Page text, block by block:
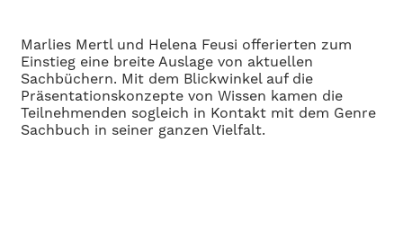
Marlies Mertl und Helena Feusi offerierten zum
Einstieg eine breite Auslage von aktuellen
Sachbüchern. Mit dem Blickwinkel auf die
Präsentationskonzepte von Wissen kamen die
Teilnehmenden sogleich in Kontakt mit dem Genre
Sachbuch in seiner ganzen Vielfalt.